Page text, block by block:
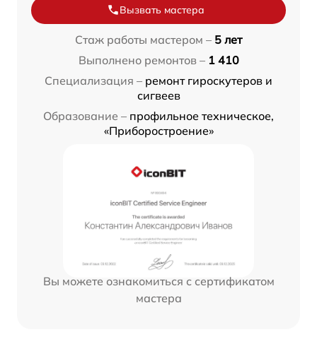
Вызвать мастера
Стаж работы мастером – 5 лет
Выполнено ремонтов – 1 410
Специализация – ремонт гироскутеров и
сигвеев
Образование – профильное техническое,
«Приборостроение»
Вы можете ознакомиться с сертификатом
мастера